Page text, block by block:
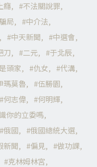
癮
不法關說罪
局
中介法
中天新聞
中選會
刀 二元
于北辰
頭家 仇女
代溝
瑪莫魯
伍勝園
何志偉
何明輝
你的立委嗎
俄國
俄國總統大選
新聞 偏見
做功課
克林姆林宮